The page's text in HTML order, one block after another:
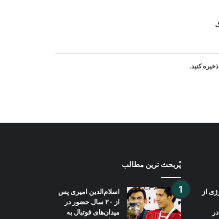
دیدار سرپرست سفارت افغانستان در
کنید.
از
پُربحث ترین مطالب
اسلام‌الدین امیری پس
از ۲۰ سال حضور در
میدان‌های فوتبال به